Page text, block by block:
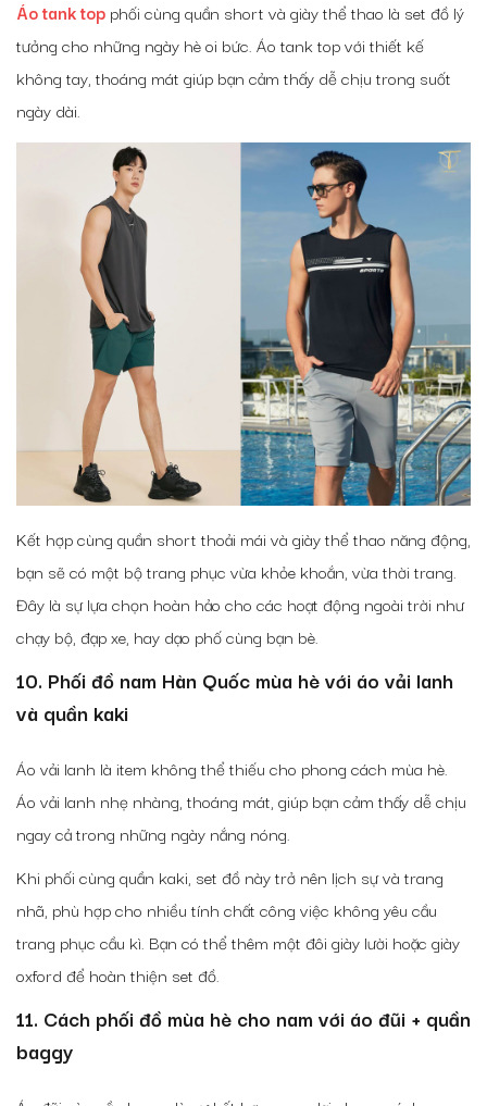
Áo tank top phối cùng quần short và giày thể thao là set đồ lý
tưởng cho những ngày hè oi bức. Áo tank top với thiết kế
không tay, thoáng mát giúp bạn cảm thấy dễ chịu trong suốt
ngày dài.
Kết hợp cùng quần short thoải mái và giày thể thao năng động,
bạn sẽ có một bộ trang phục vừa khỏe khoắn, vừa thời trang.
Đây là sự lựa chọn hoàn hảo cho các hoạt động ngoài trời như
chạy bộ, đạp xe, hay dạo phố cùng bạn bè.
10. Phối đồ nam Hàn Quốc mùa hèvới áo vải lanh
và quần kaki
Áo vải lanh là item không thể thiếu cho phong cách mùa hè.
Áo vải lanh nhẹ nhàng, thoáng mát, giúp bạn cảm thấy dễ chịu
ngay cả trong những ngày nắng nóng.
Khi phối cùng quần kaki, set đồ này trở nên lịch sự và trang
nhã, phù hợp cho nhiều tính chất công việc không yêu cầu
trang phục cầu kì. Bạn có thể thêm một đôi giày lười hoặc giày
oxford để hoàn thiện set đồ.
11. Cách phối đồ mùa hè cho nam với áo đũi + quần
baggy